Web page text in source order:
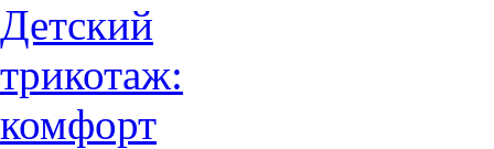
Детский
трикотаж:
комфорт